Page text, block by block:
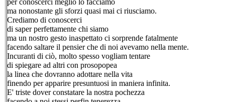
per conoscerci meglio lo facciamo
ma nonostante gli sforzi quasi mai ci riusciamo.
Crediamo di conoscerci
di saper perfettamente chi siamo
ma un nostro gesto inaspettato ci sorprende fatalmente
facendo saltare il pensier che di noi avevamo nella mente.
Incuranti di ciò, molto spesso vogliam tentare
di spiegare ad altri con prosopopea
la linea che dovranno adottare nella vita
finendo per apparire presuntuosi in maniera infinita.
E' triste dover constatare la nostra pochezza